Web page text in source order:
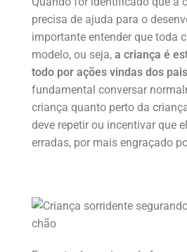
precisa de ajuda para o
importante entender que toda
modelo, ou seja, a criança é
todo por ações vindas dos pais
fundamental conversar
criança quanto perto da
deve repetir ou incentivar que
erradas, por mais engraçado